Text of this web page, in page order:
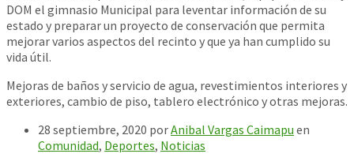
DOM el gimnasio Municipal para leventar información de su
estado y preparar un proyecto de conservación que permita
mejorar varios aspectos del recinto y que ya han cumplido su
vida útil.
Mejoras de baños y servicio de agua, revestimientos interiores y
exteriores, cambio de piso, tablero electrónico y otras mejoras.
28 septiembre, 2020 porAnibal Vargas Caimapu en
Comunidad, Deportes, Noticias